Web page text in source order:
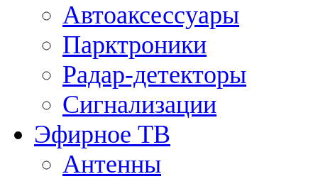
Автоаксессуары
Парктроники
Радар-детекторы
Сигнализации
Эфирное ТВ
Антенны